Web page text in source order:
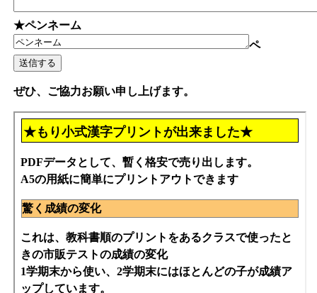
★ペンネーム
ペ
ぜひ、ご協力お願い申し上げます。